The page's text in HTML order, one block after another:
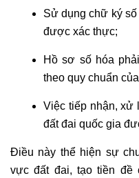
Sử dụng chữ ký
được xác thực;
Hồ sơ số hóa
theo quy chuẩn
Việc tiếp nhận, xử
đất đai quốc gia
Điều này thể hiện sự
vực đất đai, tạo tiền đề